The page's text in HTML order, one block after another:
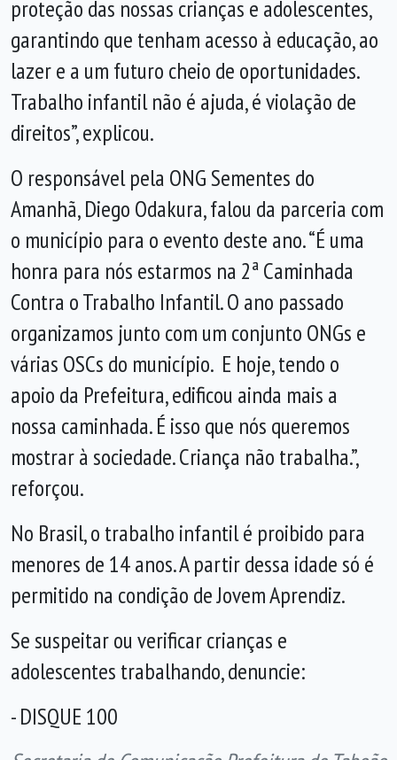
proteção das nossas crianças e adolescentes,
garantindo que tenham acesso à educação, ao
lazer e a um futuro cheio de oportunidades.
Trabalho infantil não é ajuda, é violação de
direitos”, explicou.
O responsável pela ONG Sementes do
Amanhã, Diego Odakura, falou da parceria com
o município para o evento deste ano. “É uma
honra para nós estarmos na 2ª Caminhada
Contra o Trabalho Infantil. O ano passado
organizamos junto com um conjunto ONGs e
várias OSCs do município. E hoje, tendo o
apoio da Prefeitura, edificou ainda mais a
nossa caminhada. É isso que nós queremos
mostrar à sociedade. Criança não trabalha.”,
reforçou.
No Brasil, o trabalho infantil é proibido para
menores de 14 anos. A partir dessa idade só é
permitido na condição de Jovem Aprendiz.
Se suspeitar ou verificar crianças e
adolescentes trabalhando, denuncie:
- DISQUE 100